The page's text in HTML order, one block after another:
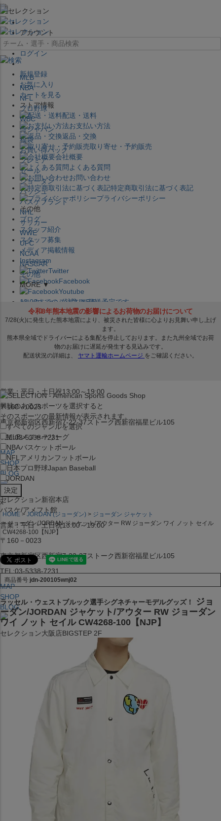
×
アカウント
ログイン
新規登録
お気に入り
カートを見る
ストア情報
配送・送料
お支払い方法
返品・交換
取り寄せ・予約販売
会社概要
よくある質問
お問い合わせ
特定商取引法に基づく表記
プライバシーポリシー
その他
ブログ
スタッフ紹介
スタッフ募集
メディア掲載情報
Instagram
Twitter
Facebook
Youtube
セレクション公式LINE@
営業：平日・土日祝13:00～19:00
〒160－0023
東京都新宿区西新宿7-22-37ストーク西新宿福星ビル105
TEL:03-5338-7231
MAP
SHOP
BLOG
セレクション新宿本店
バスケ/アメフト館
営業：平日・土日祝13:00～19:00
〒160－0023
東京都新宿区西新宿7-22-37ストーク西新宿福星ビル105
TEL:03-5338-7231
MAP
SHOP
BLOG
セレクション大阪店BIGSTEP 2F
営業：平日・土日祝12:00～19:00
大阪府大阪市中央区西心斎橋1丁目6番14号
営業：土・日・祝日のみ 12:00-18:00
MLB
NBA
NFL
プロ野球
WBC
侍ジャパン
福袋
お買い得パック
プレミア
セール
ジョーダン
バッシュ
バスケブランド
NHL
サッカー
WWE
UFC
NCAA
NASCAR
その他
MORE ▼
12:00までのご注文は発送予定です。
在庫品は 1-3営業日内で発送!! ※お取寄せ商品は対象外
興味のあるスポーツを選択すると
そのスポーツの最新情報が表示されます。
すべてのジャンルを選択
MLBメジャーリーグ
NBAバスケットボール
NFL アメリカンフットボール
日本プロ野球Japan Baseball
JORDAN
x
HOME JORDAN (ジョーダン)
ジョーダン ジャケット
ジョーダン/JORDAN ジャケット/アウター RW ジョーダン ワイ ノット セイル
CW4268-100【NJP】
商品番号 jdn-200105wnj02
ラッセル・ウェストブルック選手シグネチャーモデルグッズ！
ジョ
ーダン/JORDAN ジャケット/アウター RW ジョーダン
ワイ ノット セイル CW4268-100【NJP】